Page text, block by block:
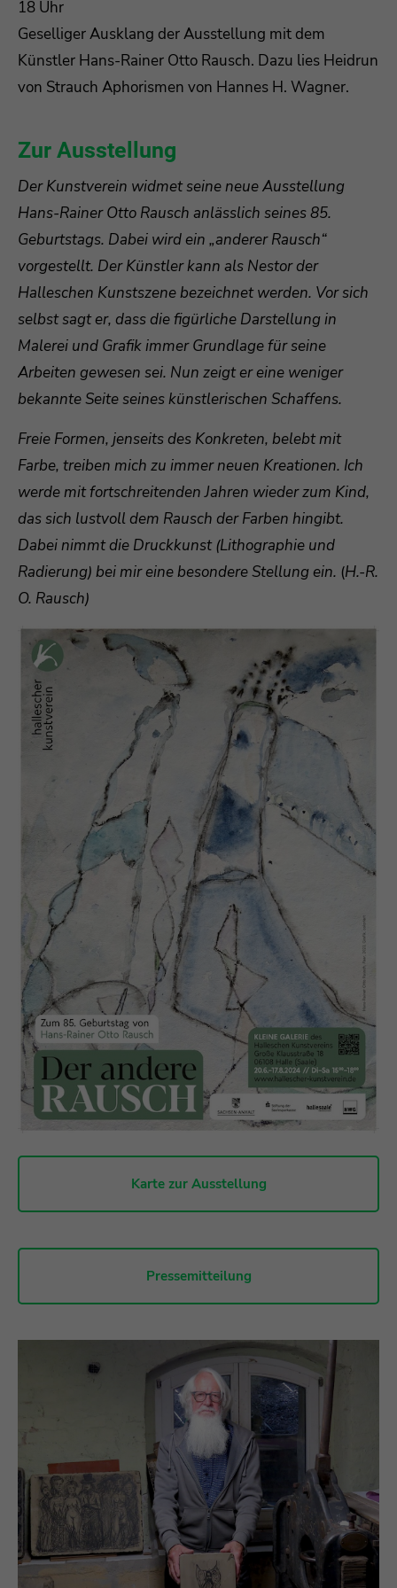
Drop us a line
info@yourdomain.com
Lorem ipsum dolor sit amet, consectetuer
adipiscing elit.
massa. Cum sociis natoque penatibus et magnis
dis parturient montes, nascetur ridiculus mus.
Donec quam felis, ultricies nec.
18 Uhr
Geselliger Ausklang der Ausstellung mit dem
Künstler Hans-Rainer Otto Rausch. Dazu lies Heidrun
von Strauch Aphorismen von Hannes H. Wagner.
Zur Ausstellung
Der Kunstverein widmet seine neue Ausstellung
Hans-Rainer Otto Rausch anlässlich seines 85.
Geburtstags. Dabei wird ein „anderer Rausch“
vorgestellt. Der Künstler kann als Nestor der
Halleschen Kunstszene bezeichnet werden. Vor sich
selbst sagt er, dass die figürliche Darstellung in
Malerei und Grafik immer Grundlage für seine
Arbeiten gewesen sei. Nun zeigt er eine weniger
bekannte Seite seines künstlerischen Schaffens.
Freie Formen, jenseits des Konkreten, belebt mit
Farbe, treiben mich zu immer neuen Kreationen. Ich
werde mit fortschreitenden Jahren wieder zum Kind,
das sich lustvoll dem Rausch der Farben hingibt.
Dabei nimmt die Druckkunst (Lithographie und
Radierung) bei mir eine besondere Stellung ein. (H.-R.
O. Rausch)
Karte zur Ausstellung
Pressemitteilung